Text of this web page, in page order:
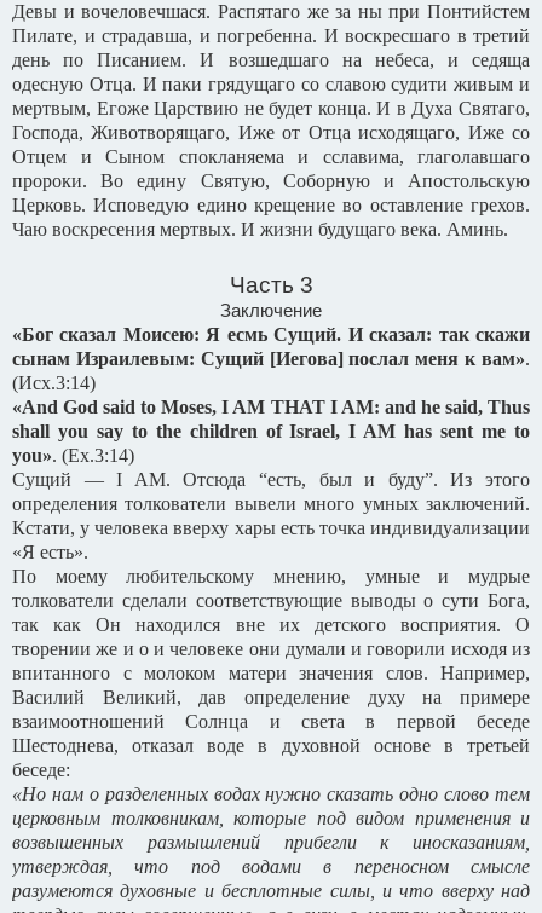
Девы и вочеловечшася. Распятаго же за ны при Понтийстем
Пилате, и страдавша, и погребенна. И воскресшаго в третий
день по Писанием. И возшедшаго на небеса, и седяща
одесную Отца. И паки грядущаго со славою судити живым и
мертвым, Егоже Царствию не будет конца. И в Духа Святаго,
Господа, Животворящаго, Иже от Отца исходящаго, Иже со
Отцем и Сыном спокланяема и сславима, глаголавшаго
пророки. Во едину Святую, Соборную и Апостольскую
Церковь. Исповедую едино крещение во оставление грехов.
Чаю воскресения мертвых. И жизни будущаго века. Аминь.
Часть 3
Заключение
«Бог сказал Моисею: Я есмь Сущий. И сказал: так скажи
сынам Израилевым: Сущий [Иегова] послал меня к вам».
(Исх.3:14)
«And God said to Moses, I AM THAT I AM: and he said, Thus
shall you say to the children of Israel, I AM has sent me to
you». (Ex.3:14)
Сущий — I AM. Отсюда “есть, был и буду”. Из этого
определения толкователи вывели много умных заключений.
Кстати, у человека вверху хары есть точка индивидуализации
«Я есть».
По моему любительскому мнению, умные и мудрые
толкователи сделали соответствующие выводы о сути Бога,
так как Он находился вне их детского восприятия. О
творении же и о и человеке они думали и говорили исходя из
впитанного с молоком матери значения слов. Например,
Василий Великий, дав определение духу на примере
взаимоотношений Солнца и света в первой беседе
Шестоднева, отказал воде в духовной основе в третьей
беседе:
«Но нам о разделенных водах нужно сказать одно слово тем
церковным толковникам, которые под видом применения и
возвышенных размышлений прибегли к иносказаниям,
утверждая, что под водами в переносном смысле
разумеются духовные и бесплотные силы, и что вверху над